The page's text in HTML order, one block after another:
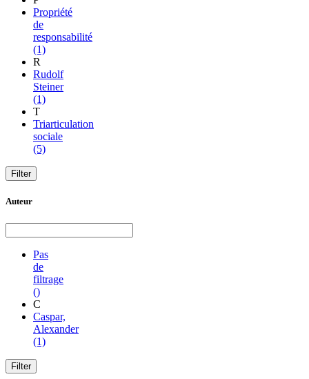
Propriété
de
responsabilité
(1)
R
Rudolf
Steiner
(1)
T
Triarticulation
sociale
(5)
Auteur
Pas
de
filtrage
()
C
Caspar,
Alexander
(1)